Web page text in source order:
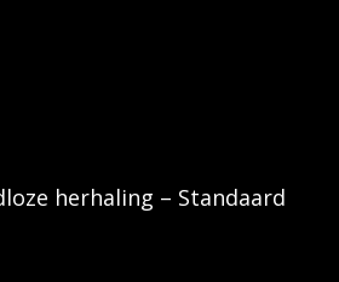
herhaling – Standaard